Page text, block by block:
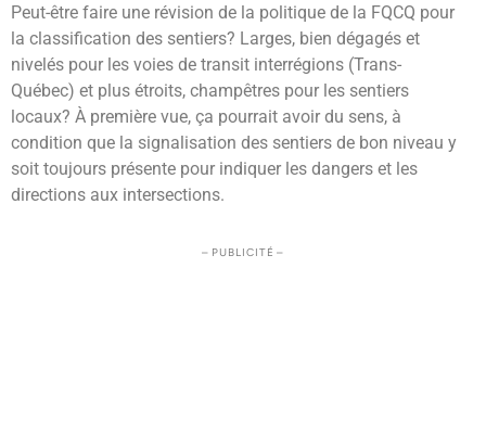
Peut-être faire une révision de la politique de la FQCQ pour
la classification des sentiers? Larges, bien dégagés et
nivelés pour les voies de transit interrégions (Trans-
Québec) et plus étroits, champêtres pour les sentiers
locaux? À première vue, ça pourrait avoir du sens, à
condition que la signalisation des sentiers de bon niveau y
soit toujours présente pour indiquer les dangers et les
directions aux intersections.
– PUBLICITÉ –